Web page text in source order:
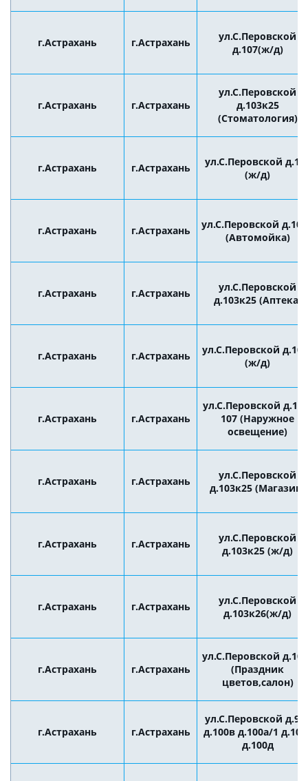
г.Астрахань г.Астрахань
ул.С.Перовской
д.107(ж/д)
г.Астрахань г.Астрахань
ул.С.Перовской
д.103к25
(Стоматология)
г.Астрахань г.Астрахань
ул.С.Перовской
(ж/д)
г.Астрахань г.Астрахань
ул.С.Перовской
(Автомойка)
г.Астрахань г.Астрахань
ул.С.Перовской
д.103к25 (Аптека)
г.Астрахань г.Астрахань
ул.С.Перовской
(ж/д)
г.Астрахань г.Астрахань
ул.С.Перовской
107 (Наружное
освещение)
г.Астрахань г.Астрахань
ул.С.Перовской
д.103к25 (Магазин)
г.Астрахань г.Астрахань
ул.С.Перовской
д.103к25 (ж/д)
г.Астрахань г.Астрахань
ул.С.Перовской
д.103к26(ж/д)
г.Астрахань г.Астрахань
ул.С.Перовской
(Праздник
цветов,салон)
г.Астрахань г.Астрахань
ул.С.Перовской
д.100в д.100а/1
д.100д